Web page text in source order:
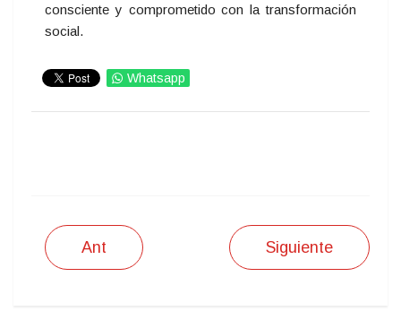
consciente y comprometido con la transformación
social.
Whatsapp
Ant Siguiente